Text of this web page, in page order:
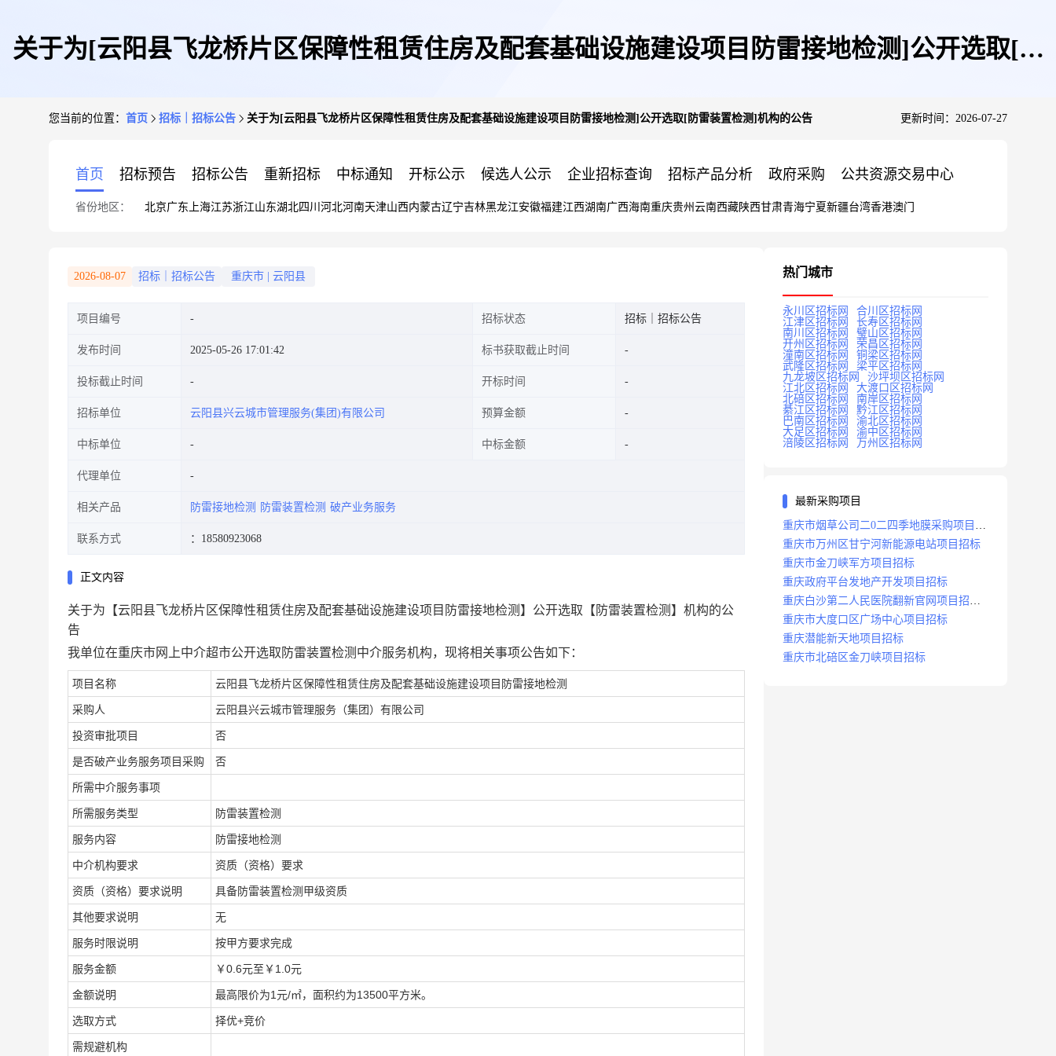
关于为[云阳县飞龙桥片区保障性租赁住房及配套基础设施建设项目防雷接地检测]公开选取[防
您当前的位置： 首页 招标｜招标公告 关于为[云阳县飞龙桥片区保障性租赁住房及配套基础设施建设项目防雷接地检测]公开选取[防雷装置检测]机构的公告 更新时间：2026-07-27
首页 招标预告 招标公告 重新招标 中标通知 开标公示 候选人公示 企业招标查询 招标产品分析 政府采购 公共资源交易中心
省份地区： 北京广东 上海江苏浙江山东湖北四川 河北河南天津山西内蒙古辽宁吉林黑龙江安徽福建江西湖南广西海南重庆贵州 云南西藏陕西甘肃青海宁夏新疆台湾香港澳门
2026-08-07 招标｜招标公告 重庆市 云阳县
项目编号 招标状态 招标｜招标公告
发布时间 2025-05-26 17:01:42 标书获取截止时间
投标截止时间 开标时间
招标单位 云阳县兴云城市管理服务(集团)有限公司 预算金额
中标单位 中标金额
代理单位
相关产品 防雷接地检测 防雷装置检测 破产业务服务
联系方式 ：18580923068
正文内容
关于为【云阳县飞龙桥片区保障性租赁住房及配套基础设施建设项目防雷接地检测】公开选取【防雷装置检测】机构的公
告
我单位在重庆市网上中介超市公开选取防雷装置检测中介服务机构，现将相关事项公告如下：
项目名称 云阳县飞龙桥片区保障性租赁住房及配套基础设施建设项目防雷接地检测
采购人 云阳县兴云城市管理服务（集团）有限公司
投资审批项目 否
是否破产业务服务项目采购 否
所需中介服务事项
所需服务类型 防雷装置检测
服务内容 防雷接地检测
中介机构要求 资质（资格）要求
资质（资格）要求说明 具备防雷装置检测甲级资质
其他要求说明 无
服务时限说明 按甲方要求完成
服务金额 ￥0.6元至￥1.0元
金额说明 最高限价为1元/㎡，面积约为13500平方米。
选取方式 择优+竞价
需规避机构
热门城市
永川区招标网
合川区招标网
江津区招标网
长寿区招标网
南川区招标网
璧山区招标网
开州区招标网
荣昌区招标网
潼南区招标网
铜梁区招标网
武隆区招标网
梁平区招标网
九龙坡区招标网
沙坪坝区招标网
江北区招标网
大渡口区招标网
北碚区招标网
南岸区招标网
綦江区招标网
黔江区招标网
巴南区招标网
渝北区招标网
大足区招标网
渝中区招标网
涪陵区招标网
万州区招标网
最新采购项目
重庆市烟草公司二0二四季地膜采购项目招
标公告
重庆市万州区甘宁河新能源电站项目招标
重庆市金刀峡军方项目招标
重庆政府平台发地产开发项目招标
重庆白沙第二人民医院翻新官网项目招标
公告
重庆市大度口区广场中心项目招标
重庆潜能新天地项目招标
重庆市北碚区金刀峡项目招标